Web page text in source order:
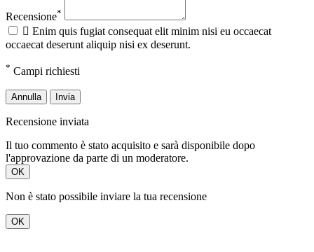
Recensione*
 Enim quis fugiat consequat elit minim nisi eu occaecat
occaecat deserunt aliquip nisi ex deserunt.
* Campi richiesti
Annulla Invia
Recensione inviata
Il tuo commento è stato acquisito e sarà disponibile dopo
l'approvazione da parte di un moderatore.
OK
Non è stato possibile inviare la tua recensione
OK